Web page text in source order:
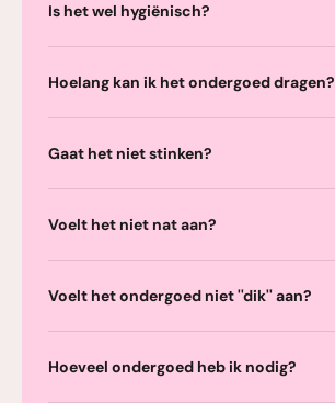
Is het wel hygiënisch?
Hoelang kan ik het ondergoed dragen?
Gaat het niet stinken?
Voelt het niet nat aan?
Voelt het ondergoed niet ''dik'' aan?
Hoeveel ondergoed heb ik nodig?